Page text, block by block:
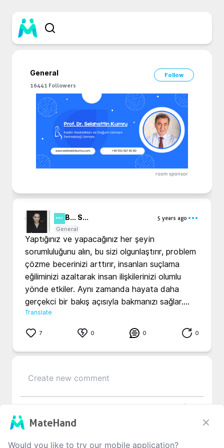
General
Follow
16441 Followers
room sponsor
PSY B... S...
5 years ago
General
Yaptığınız ve yapacağınız her şeyin
sorumluluğunu alın, bu sizi olgunlaştırır, problem
çözme becerinizi arttırır, insanları suçlama
eğiliminizi azaltarak insan ilişkilerinizi olumlu
yönde etkiler. Aynı zamanda hayata daha
gerçekci bir bakış açısıyla bakmanızı sağlar....
Translate
7 0 0 0
No Comment
MateHand
Would you like to try our mobile application?